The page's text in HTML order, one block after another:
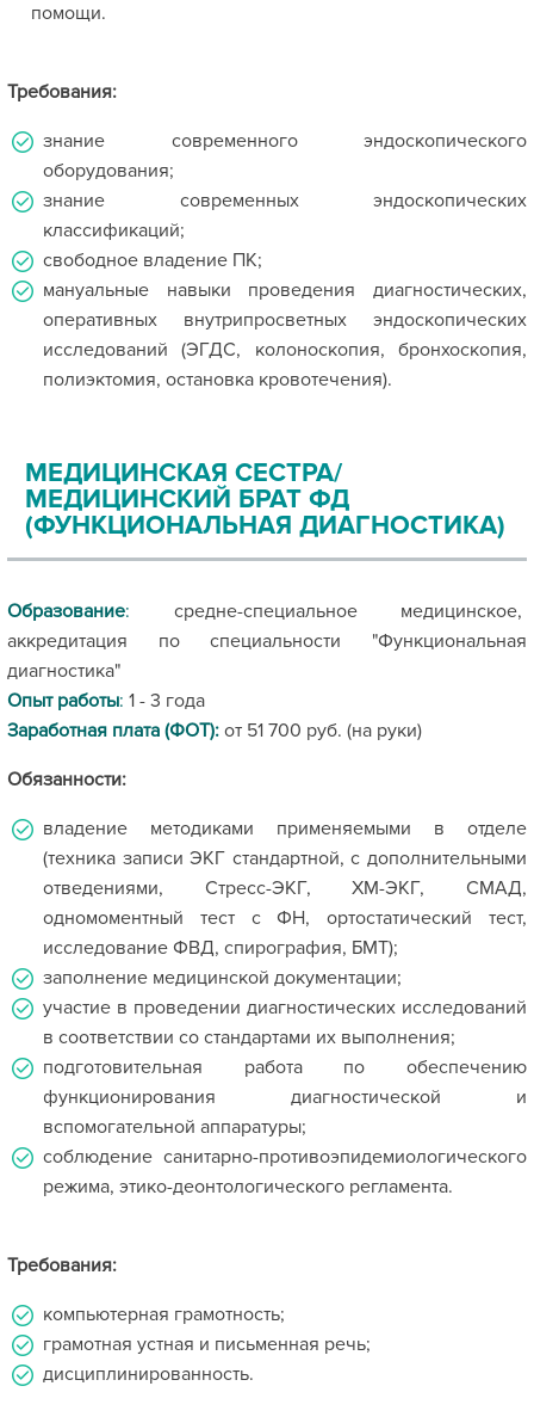
помощи.
Требования:
знание современного эндоскопического
оборудования;
знание современных эндоскопических
классификаций;
свободное владение ПК;
мануальные навыки проведения диагностических,
оперативных внутрипросветных эндоскопических
исследований (ЭГДС, колоноскопия, бронхоскопия,
полиэктомия, остановка кровотечения).
МЕДИЦИНСКАЯ СЕСТРА/
МЕДИЦИНСКИЙ БРАТ ФД
(ФУНКЦИОНАЛЬНАЯ ДИАГНОСТИКА)
Образование: средне-специальное медицинское,
аккредитация по специальности "Функциональная
диагностика"
Опыт работы: 1 - 3 года
Заработная плата (ФОТ): от 51 700 руб. (на руки)
Обязанности:
владение методиками применяемыми в отделе
(техника записи ЭКГ стандартной, с дополнительными
отведениями, Стресс-ЭКГ, ХМ-ЭКГ, СМАД,
одномоментный тест с ФН, ортостатический тест,
исследование ФВД, спирография, БМТ);
заполнение медицинской документации;
участие в проведении диагностических исследований
в соответствии со стандартами их выполнения;
подготовительная работа по обеспечению
функционирования диагностической и
вспомогательной аппаратуры;
соблюдение санитарно-противоэпидемиологического
режима, этико-деонтологического регламента.
Требования:
компьютерная грамотность;
грамотная устная и письменная речь;
дисциплинированность.